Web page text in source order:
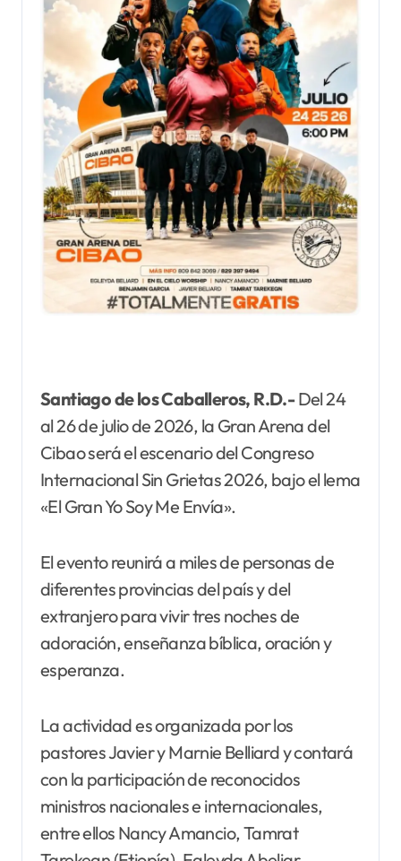
Santiago de los Caballeros, R.D.-Del 24
al 26 de julio de 2026, la Gran Arena del
Cibao será el escenario del Congreso
Internacional Sin Grietas 2026, bajo el lema
«El Gran Yo Soy Me Envía».
El evento reunirá a miles de personas de
diferentes provincias del país y del
extranjero para vivir tres noches de
adoración, enseñanza bíblica, oración y
esperanza.
La actividad es organizada por los
pastores Javier y Marnie Belliard y contará
con la participación de reconocidos
ministros nacionales e internacionales,
entre ellos Nancy Amancio, Tamrat